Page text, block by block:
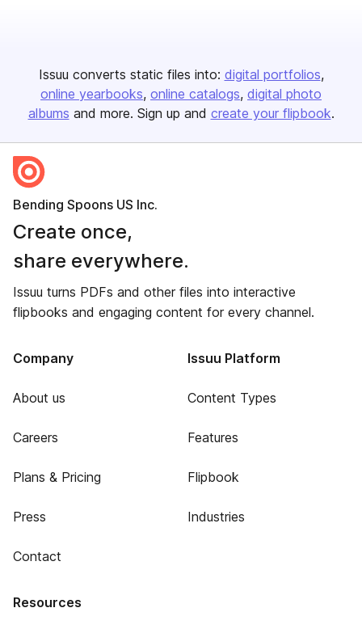
Issuu converts static files into: digital portfolios
online yearbooks online catalogs digital photo
albums and more. Sign up and create your flipbook.
Bending Spoons US Inc.
Create once,
share everywhere.
Issuu turns PDFs and other files into interactive
flipbooks and engaging content for every channel.
Company
About us
Careers
Plans & Pricing
Press
Contact
Issuu Platform
Content Types
Features
Flipbook
Industries
Resources